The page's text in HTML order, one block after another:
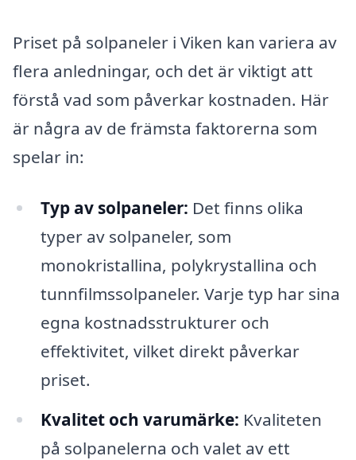
Priset på solpaneler i Viken kan variera av
flera anledningar, och det är viktigt att
förstå vad som påverkar kostnaden. Här
är några av de främsta faktorerna som
spelar in:
Typ av solpaneler: Det finns olika
typer av solpaneler, som
monokristallina, polykrystallina och
tunnfilmssolpaneler. Varje typ har sina
egna kostnadsstrukturer och
effektivitet, vilket direkt påverkar
priset.
Kvalitet och varumärke: Kvaliteten
på solpanelerna och valet av ett